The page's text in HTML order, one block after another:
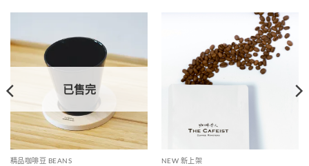
已售完
精品咖啡豆 BEANS NEW 新上架